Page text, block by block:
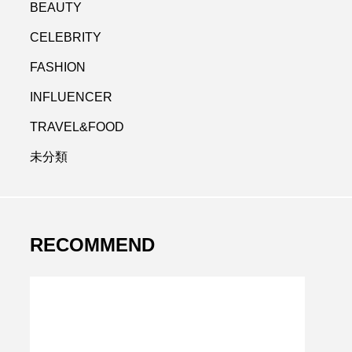
BEAUTY
CELEBRITY
FASHION
INFLUENCER
TRAVEL&FOOD
未分類
RECOMMEND